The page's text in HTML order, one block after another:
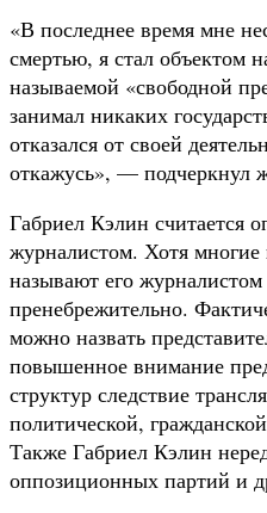
«В последнее время мне
смертью, я стал объектом
называемой «свободной
занимал никаких
отказался от своей
откажусь», — подчеркнул
Габриел Кэлин считается
журналистом. Хотя многие
называют его
пренебрежительно.
можно назвать
повышенное внимание
структур следствие
политической,
Также Габриел Кэлин
оппозиционных партий и